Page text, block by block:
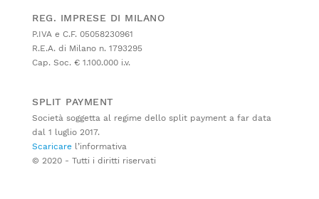
REG. IMPRESE DI MILANO
P.IVA e C.F. 05058230961
R.E.A. di Milano n. 1793295
Cap. Soc. € 1.100.000 i.v.
SPLIT PAYMENT
Società soggetta al regime dello split payment a far data
dal 1 luglio 2017.
Scaricare l’informativa
© 2020 - Tutti i diritti riservati